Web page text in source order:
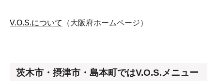
V.O.S.について （大阪府ホームページ）
茨木市・摂津市・島本町ではV.O.S.メニュー